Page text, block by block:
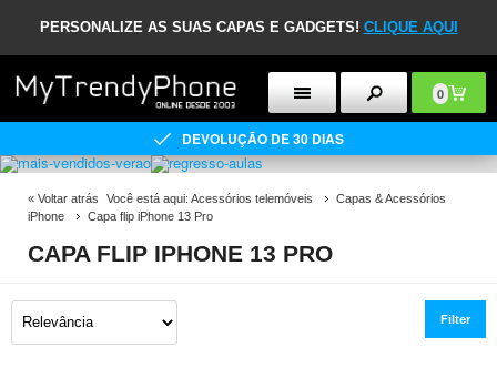
PERSONALIZE AS SUAS CAPAS E GADGETS! CLIQUE AQUI
0
DEVOLUÇÃO DE 30 DIAS
« Voltar atrás Você está aqui: Acessórios telemóveis
Capas & Acessórios
iPhone
Capa flip iPhone 13 Pro
CAPA FLIP IPHONE 13 PRO
Filter